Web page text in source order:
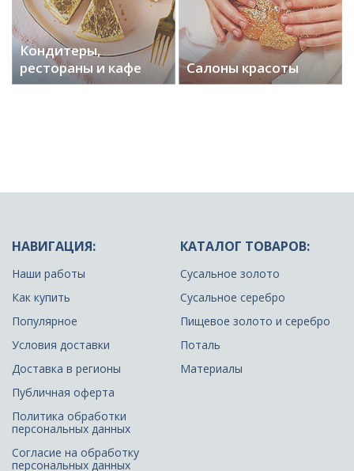
Кондитеры,
рестораны и кафе
Салоны красоты
НАВИГАЦИЯ:
Наши работы
Как купить
Популярное
Условия доставки
Доставка в регионы
Публичная оферта
Политика обработки
персональных данных
Согласие на обработку
персональных данных
КАТАЛОГ ТОВАРОВ:
Сусальное золото
Сусальное серебро
Пищевое золото и серебро
Поталь
Материалы